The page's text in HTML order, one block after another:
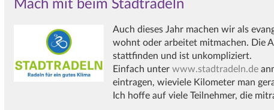
Mach mit beim Stadtradeln
Auch dieses Jahr machen wir als
wohnt oder arbeitet mitmachen. Die
stattfinden und ist unkompliziert.
Einfach unter www.stadtradeln.de
eintragen, wieviele Kilometer man
Ich hoffe auf viele Teilnehmer, die